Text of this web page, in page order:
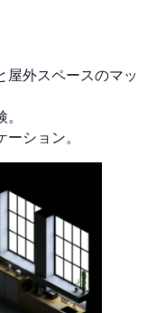
屋外スペースのマッ
ション。